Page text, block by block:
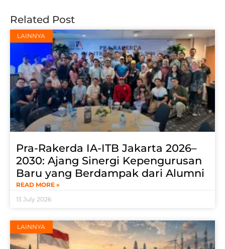
Related Post
LAINNYA
Pra-Rakerda IA-ITB Jakarta 2026–
2030: Ajang Sinergi Kepengurusan
Baru yang Berdampak dari Alumni
READ MORE »
13 July 2026
LAINNYA